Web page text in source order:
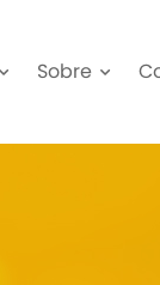
Sobre